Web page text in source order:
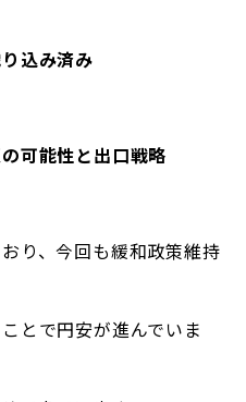
込み済み
可能性と出口戦略
り、今回も緩和政策維持
とで円安が進んでいま